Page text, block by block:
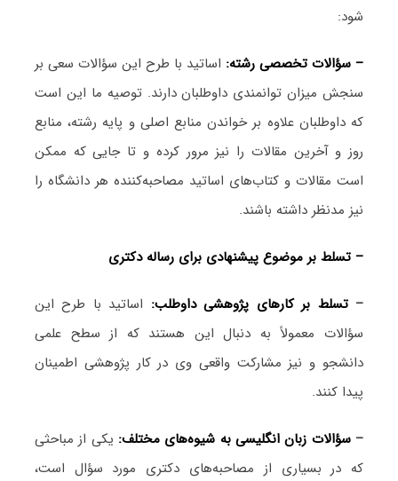
شود:
– سؤالات تخصصی رشته: اساتید با طرح این سؤالات سعی بر
سنجش میزان توانمندی داوطلبان دارند. توصیه ما این است
که داوطلبان علاوه بر خواندن منابع اصلی و پایه رشته، منابع
روز و آخرین مقالات را نیز مرور کرده و تا جایی که ممکن
است مقالات و کتاب‌های اساتید مصاحبه‌کننده هر دانشگاه را
نیز مدنظر داشته باشند.
– تسلط بر موضوع پیشنهادی برای رساله دکتری
–تسلط بر کارهای پژوهشی داوطلب: اساتید با طرح این
سؤالات معمولاً به دنبال این هستند که از سطح علمی
دانشجو و نیز مشارکت واقعی وی در کار پژوهشی اطمینان
پیدا کنند.
– سؤالات زبان انگلیسی به شیوه‌های مختلف: یکی از مباحثی
که در بسیاری از مصاحبه‌های دکتری مورد سؤال است،